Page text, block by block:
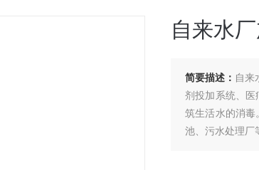
自来水
简要描述： 自来
剂投加系统、医
筑生活水的消毒
池、污水处理厂